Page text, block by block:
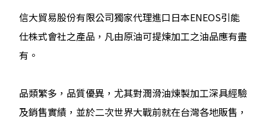
信大貿易股份有限公司獨家代理進口日本ENEOS引能
仕株式會社之產品，凡由原油可提煉加工之油品應有盡
有。
品類繁多，品質優異，尤其對潤滑油煉製加工深具經驗
及銷售實績，並於二次世界大戰前就在台灣各地販售，